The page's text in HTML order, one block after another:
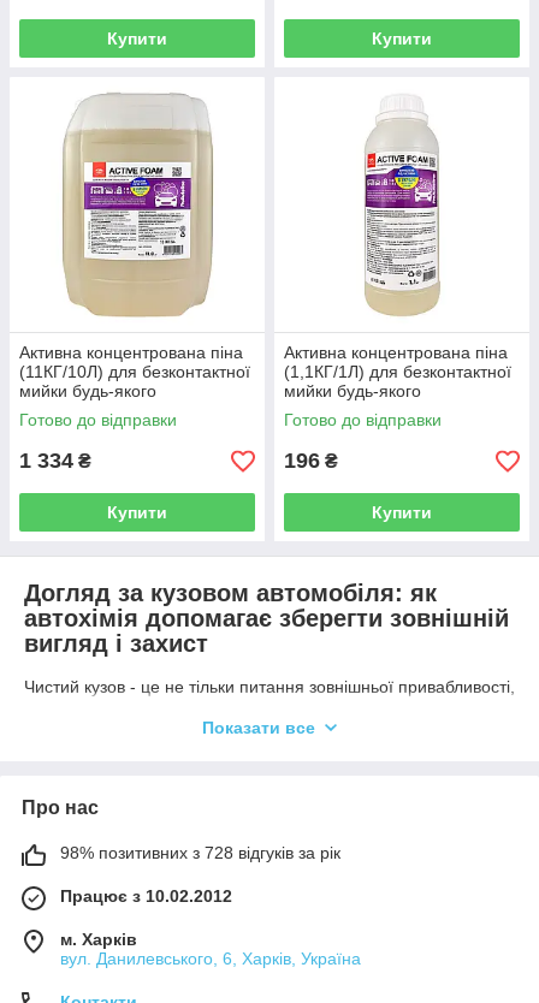
Купити Купити
Активна концентрована піна
(11КГ/10Л) для безконтактної
мийки будь-якого
автотранспорту у жорсткій
воді
Готово до відправки
1 334 ₴
Купити
Активна концентрована піна
(1,1КГ/1Л) для безконтактної
мийки будь-якого
автотранспорту у жорсткій
воді
Готово до відправки
196 ₴
Купити
Догляд за кузовом автомобіля: як
автохімія допомагає зберегти зовнішній
вигляд і захист
Чистий кузов - це не тільки питання зовнішньої привабливості,
поверхня машини піддається впливу пилу, бруду, опадів,
авто менш привабливим.
використовувати професійні засоби автохімії. Вони
пошкоджуючи покриття. Крім того, багато з них формують
вигоряння кольору та інших пошкоджень.
Показати все
Про нас
98% позитивних з 728 відгуків за рік
Працює з 10.02.2012
м. Харків
вул. Данилевського, 6, Харків, Україна